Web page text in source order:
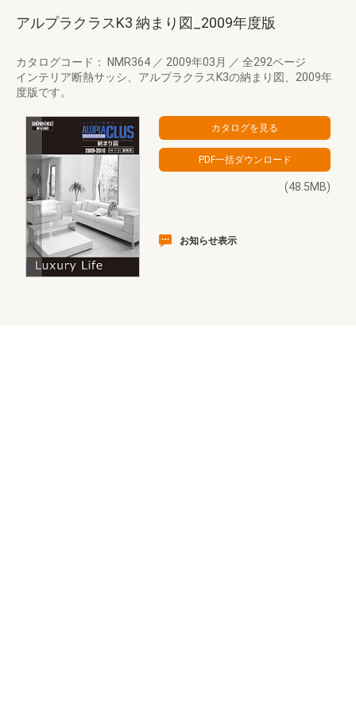
アルプラクラスK3 納まり図_2009年度版
カタログコード： NMR364 ／ 2009年03月 ／ 全292ページ
インテリア断熱サッシ、アルプラクラスK3の納まり図、2009年
度版です。
(48.5MB)
お知らせ表示